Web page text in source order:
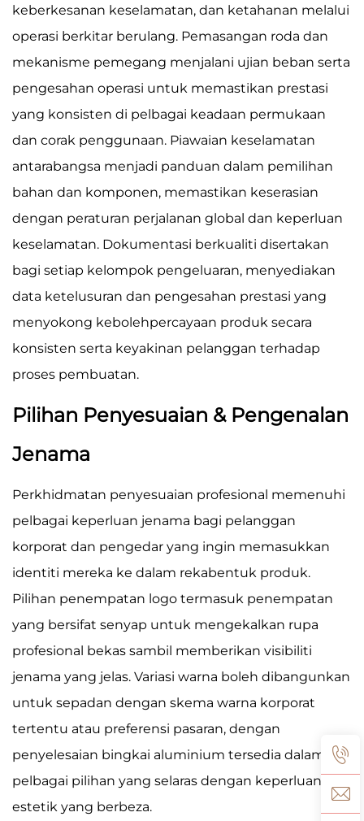
keberkesanan keselamatan, dan ketahanan melalui
operasi berkitar berulang. Pemasangan roda dan
mekanisme pemegang menjalani ujian beban serta
pengesahan operasi untuk memastikan prestasi
yang konsisten di pelbagai keadaan permukaan
dan corak penggunaan. Piawaian keselamatan
antarabangsa menjadi panduan dalam pemilihan
bahan dan komponen, memastikan keserasian
dengan peraturan perjalanan global dan keperluan
keselamatan. Dokumentasi berkualiti disertakan
bagi setiap kelompok pengeluaran, menyediakan
data ketelusuran dan pengesahan prestasi yang
menyokong kebolehpercayaan produk secara
konsisten serta keyakinan pelanggan terhadap
proses pembuatan.
Pilihan Penyesuaian & Pengenalan
Jenama
Perkhidmatan penyesuaian profesional memenuhi
pelbagai keperluan jenama bagi pelanggan
korporat dan pengedar yang ingin memasukkan
identiti mereka ke dalam rekabentuk produk.
Pilihan penempatan logo termasuk penempatan
yang bersifat senyap untuk mengekalkan rupa
profesional bekas sambil memberikan visibiliti
jenama yang jelas. Variasi warna boleh dibangunkan
untuk sepadan dengan skema warna korporat
tertentu atau preferensi pasaran, dengan
penyelesaian bingkai aluminium tersedia dalam
pelbagai pilihan yang selaras dengan keperluan
estetik yang berbeza.